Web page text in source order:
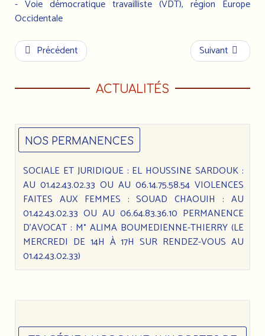
- Voie démocratique travailliste (VDT), région Europe
Occidentale
Précédent
Suivant
ACTUALITÉS
NOS PERMANENCES
SOCIALE ET JURIDIQUE : EL HOUSSINE SARDOUK :
AU 01.42.43.02.33 OU AU 06.14.75.58.54 VIOLENCES
FAITES AUX FEMMES : SOUAD CHAOUIH : AU
01.42.43.02.33 OU AU 06.64.83.36.10 PERMANENCE
D’AVOCAT : M° ALIMA BOUMEDIENNE-THIERRY (LE
MERCREDI DE 14H À 17H SUR RENDEZ-VOUS AU
01.42.43.02.33)